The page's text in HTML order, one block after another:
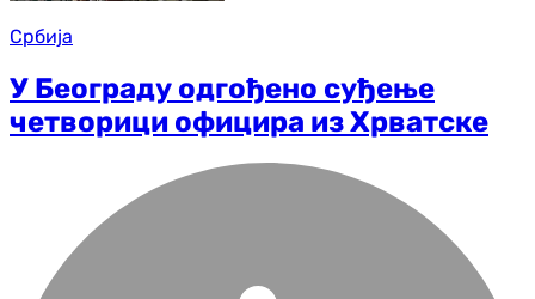
Србија
У Београду одгођено суђење
четворици официра из Хрватске